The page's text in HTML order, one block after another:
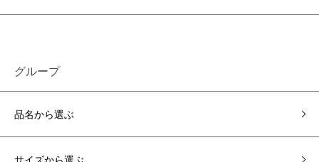
グループ
品名から選ぶ
サイズから選ぶ